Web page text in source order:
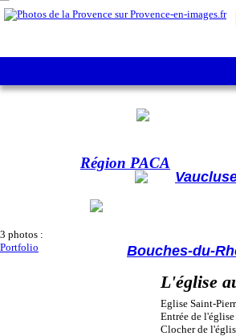
Fontvieille - L'église au coeur du village
3 photos :
Portfolio
L'église
Eglise Saint-
Entrée de l'église
Clocher de
Région PACA
Bouches-du-